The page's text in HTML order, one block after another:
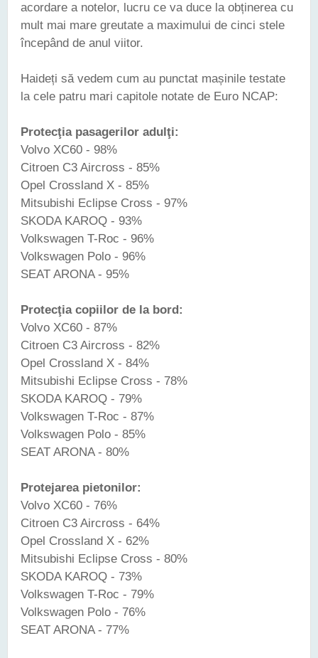
acordare a notelor, lucru ce va duce la obținerea cu
mult mai mare greutate a maximului de cinci stele
începând de anul viitor.
Haideți să vedem cum au punctat mașinile testate
la cele patru mari capitole notate de Euro NCAP:
Protecţia pasagerilor adulţi:
Volvo XC60 - 98%
Citroen C3 Aircross - 85%
Opel Crossland X - 85%
Mitsubishi Eclipse Cross - 97%
SKODA KAROQ - 93%
Volkswagen T-Roc - 96%
Volkswagen Polo - 96%
SEAT ARONA - 95%
Protecţia copiilor de la bord:
Volvo XC60 - 87%
Citroen C3 Aircross - 82%
Opel Crossland X - 84%
Mitsubishi Eclipse Cross - 78%
SKODA KAROQ - 79%
Volkswagen T-Roc - 87%
Volkswagen Polo - 85%
SEAT ARONA - 80%
Protejarea pietonilor:
Volvo XC60 - 76%
Citroen C3 Aircross - 64%
Opel Crossland X - 62%
Mitsubishi Eclipse Cross - 80%
SKODA KAROQ - 73%
Volkswagen T-Roc - 79%
Volkswagen Polo - 76%
SEAT ARONA - 77%